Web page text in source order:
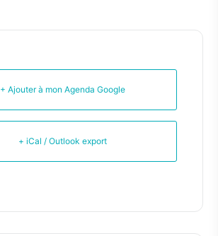
+ Ajouter à mon Agenda Google
+ iCal / Outlook export